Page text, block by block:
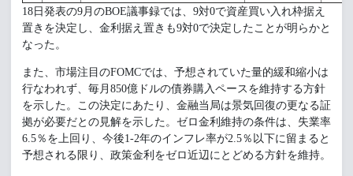
18日発表の9月のBOE議事録では、9対0で資産買い入れ枠据え
置きを決定し、金利据え置きも9対0で決定したことが明らかと
なった。
また、市場注目のFOMCでは、予想されていた量的緩和縮小は
行なわれず、毎月850億ドルの債券購入ペースを維持する方針
を示した。この決定にあたり、金融当局は景気回復の更なる証
拠が必要だとの見解を示した。ゼロ金利維持の条件は、失業率
6.5％を上回り、今後1-2年のインフレ率が2.5％以下に留まると
予想される限り、政策金利をゼロ近辺にとどめる方針を維持。